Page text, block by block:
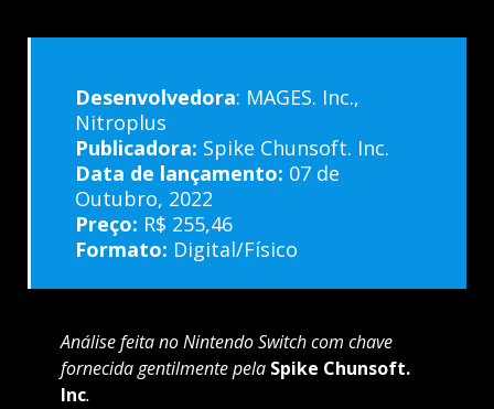
Desenvolvedora: MAGES. Inc.,
Nitroplus
Publicadora: Spike Chunsoft. Inc.
Data de lançamento: 07 de
Outubro, 2022
Preço: R$ 255,46
Formato: Digital/Físico
Análise feita no Nintendo Switch com chave
fornecida gentilmente pelaSpike Chunsoft.
Inc.